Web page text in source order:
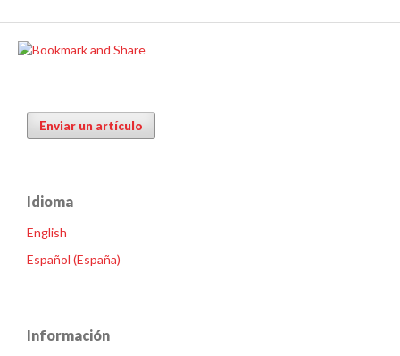
Enviar un artículo
Idioma
English
Español (España)
Información